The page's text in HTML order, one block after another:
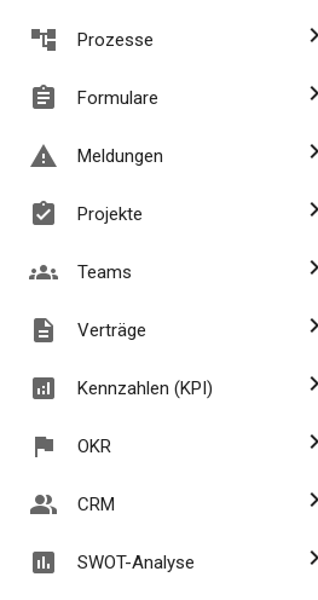
account_tree Prozesse chevron_right
assignment Formulare chevron_right
report_problem Meldungen chevron_right
assignment_turned_in Projekte chevron_right
groups Teams chevron_right
description Verträge chevron_right
analytics Kennzahlen (KPI) chevron_right
flag OKR chevron_right
people_alt CRM chevron_right
assessment SWOT-Analyse chevron_right